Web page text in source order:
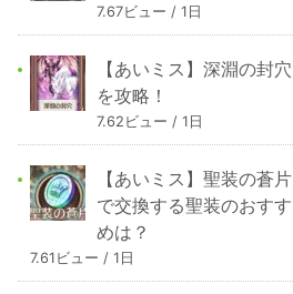
7.67ビュー / 1日
【あいミス】深淵の封穴
を攻略！
7.62ビュー / 1日
【あいミス】聖装の蒼片
で交換する聖装のおすす
めは？
7.61ビュー / 1日